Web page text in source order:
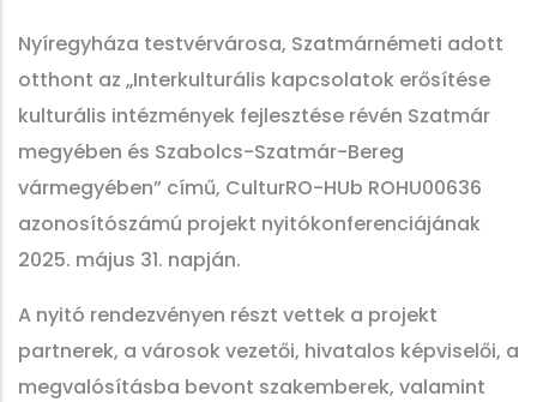
Nyíregyháza testvérvárosa, Szatmárnémeti adott
otthont az „Interkulturális kapcsolatok erősítése
kulturális intézmények fejlesztése révén Szatmár
megyében és Szabolcs-Szatmár-Bereg
vármegyében” című, CulturRO-HUb ROHU00636
azonosítószámú projekt nyitókonferenciájának
2025. május 31. napján.
A nyitó rendezvényen részt vettek a projekt
partnerek, a városok vezetői, hivatalos képviselői, a
megvalósításba bevont szakemberek, valamint